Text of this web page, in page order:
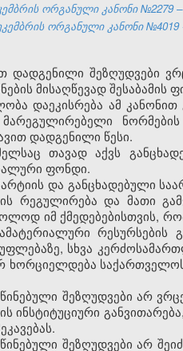
ორგანული კანონი №2279 –
ორგანული კანონი №4019
დადგენილი შეზღუდვები
მისაღწევად
დაეკისრება ამ
მარეგულირებელი
დადგენილი წესი.
თავად აქვს
ფონდი.
და განცხადებული
რეგულირება და მათი
იმ ქმედებებისთვის,
რესურსების
უფლებაზე, სხვა
არ ხორციელდება
შეზღუდვები არ
ინსტიტუციური
შეზღუდვები არ